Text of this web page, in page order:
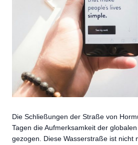
Die Schließungen der Straße von
Tagen die Aufmerksamkeit der
gezogen. Diese Wasserstraße ist nicht